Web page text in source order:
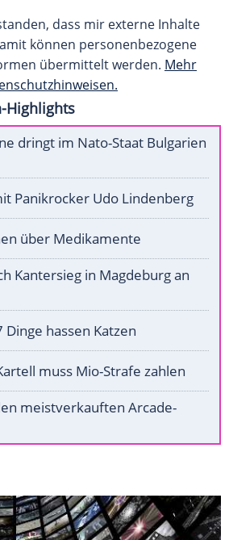
dass mir externe Inhalte
können personenbezogene
übermittelt werden. Mehr
Highlights
dringt im Nato-Staat Bulgarien
Panikrocker Udo Lindenberg
über Medikamente
Kantersieg in Magdeburg an
hassen Katzen
muss Mio-Strafe zahlen
meistverkauften Arcade-